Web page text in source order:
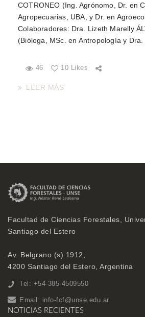
COTRONEO (Ing. Agrónomo, Dr. en
Agropecuarias, UBA, y Dr. en
Colaboradores: Dra. Lizeth Marelly
(Bióloga, MSc. en Antropología y
46 10 Likes
LEER MÁS
Facultad de Ciencias Forestales,
Santiago del Estero
Av. Belgrano (s) 1912,
4200 Santiago del Estero, Argentina
Tel: +54-385-4509550
Email: info-fcf@unse.edu.ar
NOTICIAS RECIENTES